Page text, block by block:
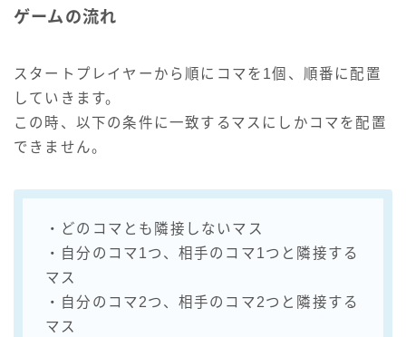
ゲームの流れ
スタートプレイヤーから順にコマを1個、順番に配置
していきます。
この時、以下の条件に一致するマスにしかコマを配置
できません。
・どのコマとも隣接しないマス
・自分のコマ1つ、相手のコマ1つと隣接する
マス
・自分のコマ2つ、相手のコマ2つと隣接する
マス